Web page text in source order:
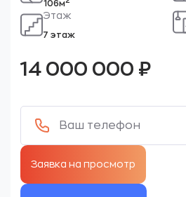
106м
Этаж
7 этаж
14 000 000 ₽